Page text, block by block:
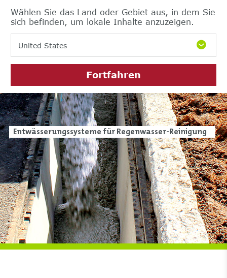
Wählen Sie das Land oder Gebiet aus, in dem Sie
sich befinden, um lokale Inhalte anzuzeigen.
United States
Fortfahren
Entwässerungssysteme für Regenwasser-Reinigung